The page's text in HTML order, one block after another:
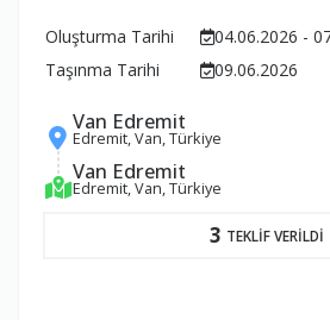
Oluşturma Tarihi
04.06.2026 -
Taşınma Tarihi
09.06.2026
Van Edremit
Edremit, Van, Türkiye
Van Edremit
Edremit, Van, Türkiye
3 TEKLİF VERİLDİ